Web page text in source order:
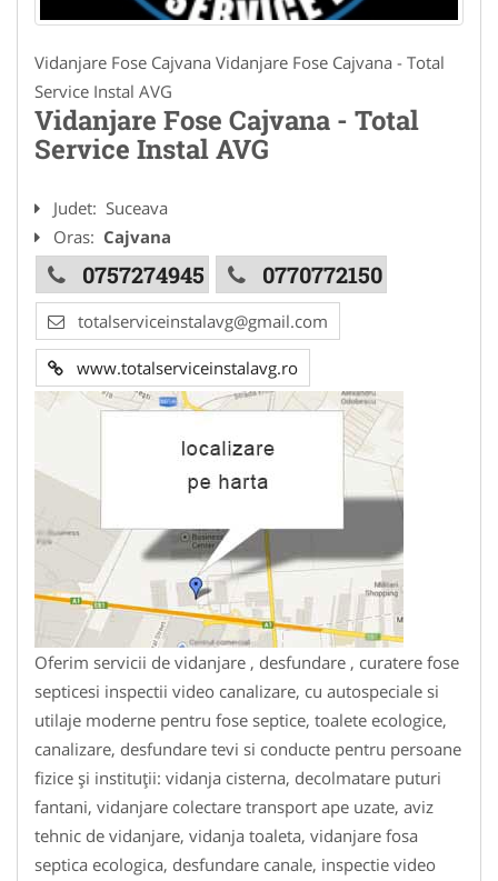
Vidanjare Fose Cajvana Vidanjare Fose Cajvana - Total
Service Instal AVG
Vidanjare Fose Cajvana - Total
Service Instal AVG
Judet: Suceava
Oras: Cajvana
0757274945 0770772150
totalserviceinstalavg@gmail.com
www.totalserviceinstalavg.ro
Oferim servicii de vidanjare , desfundare , curatere fose
septicesi inspectii video canalizare, cu autospeciale si
utilaje moderne pentru fose septice, toalete ecologice,
canalizare, desfundare tevi si conducte pentru persoane
fizice și instituții: vidanja cisterna, decolmatare puturi
fantani, vidanjare colectare transport ape uzate, aviz
tehnic de vidanjare, vidanja toaleta, vidanjare fosa
septica ecologica, desfundare canale, inspectie video